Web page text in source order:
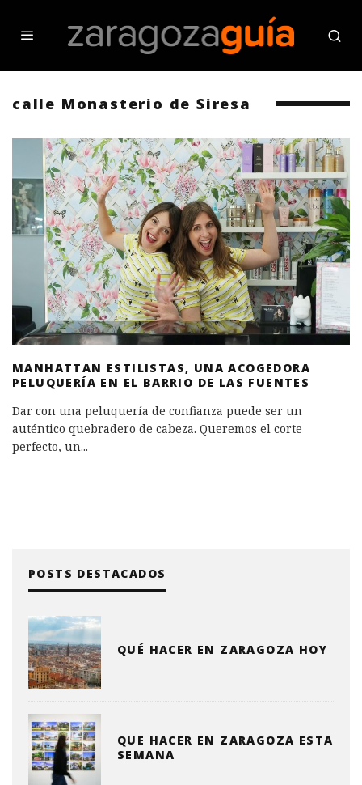
calle Monasterio de Siresa
MANHATTAN ESTILISTAS, UNA ACOGEDORA
PELUQUERÍA EN EL BARRIO DE LAS FUENTES
Dar con una peluquería de confianza puede ser un
auténtico quebradero de cabeza. Queremos el corte
perfecto, un...
POSTS DESTACADOS
QUÉ HACER EN ZARAGOZA HOY
QUE HACER EN ZARAGOZA ESTA
SEMANA